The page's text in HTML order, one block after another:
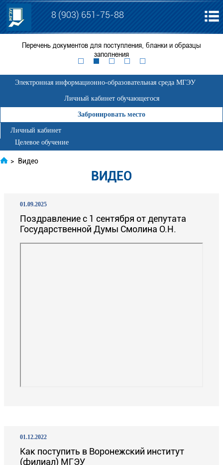
8 (903) 651-75-88
Перечень документов для поступления, бланки и образцы
заполнения
Электронная информационно-образовательная среда МГЭУ
Личный кабинет обучающегося
Забронировать место
Личный кабинет
Целевое обучение
> Видео
ВИДЕО
01.09.2025
Поздравление с 1 сентября от депутата
Государственной Думы Смолина О.Н.
01.12.2022
Как поступить в Воронежский институт
(филиал) МГЭУ